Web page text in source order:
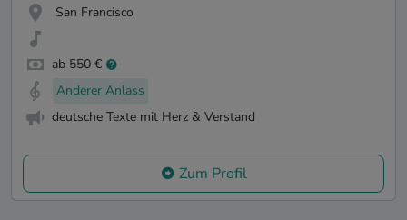
San Francisco
ab 550 €
Anderer Anlass
deutsche Texte mit Herz & Verstand
Zum Profil